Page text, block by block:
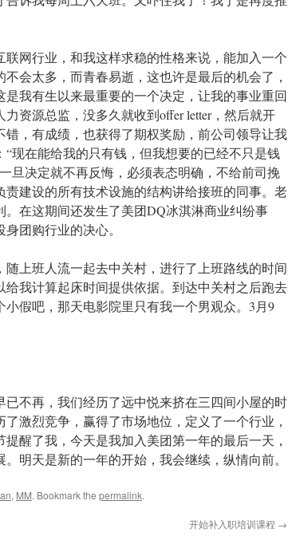
网行业，和我这样求稳的性格来说，能加入一个
会太多，而青春易逝，这也许是最后的机会了，
我有生以来最重要的一个决定，让我的事业重回
资源总监，没多久就收到offer letter，然后就开
，有成绩，也获得了期权奖励，前公司领导让我
现在能给我的只有钱，但我想要的已经不只是钱
旦决定就不再反悔，必须表态明确，不给前司挽
建设的所有技术设施的结构讲给接班的同事。老
在这期间还发生了美团DQ冰淇淋商业纠纷事
团购行业的决心。
随上班人流一起去中关村，进行了上班路线的时间
我计算起床时间提供依据。到达中关村之后跑去
假吧，那天电影院里只有我一个男观众。3月9
已不再，我们经历了远中悦来挤在三四间小屋的时
激烈竞争，赢得了市场地位，定义了一个行业，
醒了我，今天是我加入美团第一年的最后一天，
明天是新的一年的开始，我会继续，纵情向前。
, MM. Bookmark the permalink.
开始补入职培训课程 →